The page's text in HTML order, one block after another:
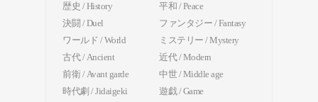
歴史 / History
平和 / Peace
決闘 / Duel
ファンタジー / Fantasy
ワールド / World
ミステリー / Mystery
古代 / Ancient
近代 / Modern
前衛 / Avant garde
中世 / Middle age
時代劇 / Jidaigeki
遊戯 / Game